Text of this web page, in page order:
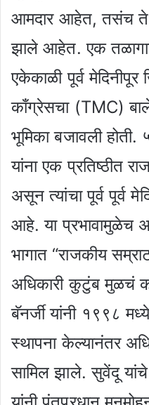
आमदार आहेत, तसंच ते
झाले आहेत. एक
एकेकाळी पूर्व मेदिनीपूर
काँग्रेसचा (TMC)
भूमिका बजावली होती.
यांना एक प्रतिष्ठीत
असून त्यांचा पूर्व पूर्व
आहे. या प्रभावामुळेच
भागात “राजकीय
अधिकारी कुटुंब मुळचं
बॅनर्जी यांनी १९९८
स्थापना केल्यानंतर
सामिल झाले. सुवेंदू